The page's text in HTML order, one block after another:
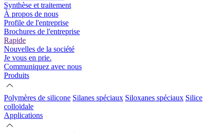
Synthèse et traitement
À propos de nous
Profile de l'entreprise
Brochures de l'entreprise
Rapide
Nouvelles de la société
Je vous en prie.
Communiquez avec nous
Produits
Polymères de silicone Silanes spéciaux Siloxanes spéciaux Silice
colloïdale
Applications